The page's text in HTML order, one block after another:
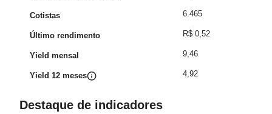
Cotistas
Último rendimento
Yield mensal
Yield 12 meses
6.465
R$ 0,52
9,46
4,92
Destaque de indicadores